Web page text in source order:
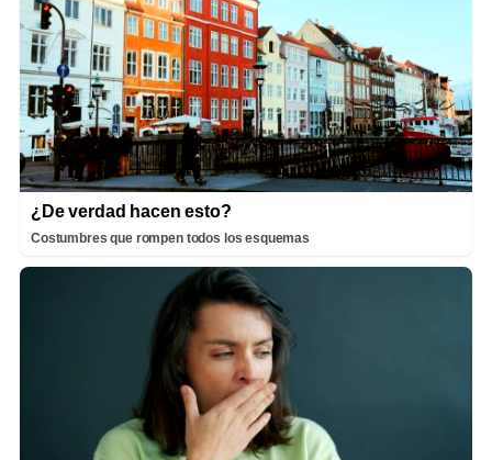
¿De verdad hacen esto?
Costumbres que rompen todos los esquemas